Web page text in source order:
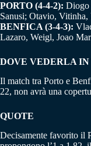
PORTO (4-4-2): Diogo
Sanusi; Otavio,
BENFICA (3-4-3):
Lazaro, Weigl, Joao
DOVE VEDERLA
Il match tra Porto e
22, non avrà una
QUOTE
Decisamente favorito il